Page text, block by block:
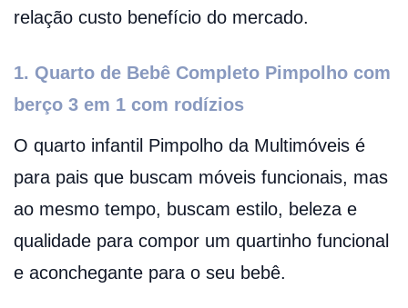
relação custo benefício do mercado.
1. Quarto de Bebê Completo Pimpolho com
berço 3 em 1 com rodízios
O quarto infantil Pimpolho da Multimóveis é
para pais que buscam móveis funcionais, mas
ao mesmo tempo, buscam estilo, beleza e
qualidade para compor um quartinho funcional
e aconchegante para o seu bebê.